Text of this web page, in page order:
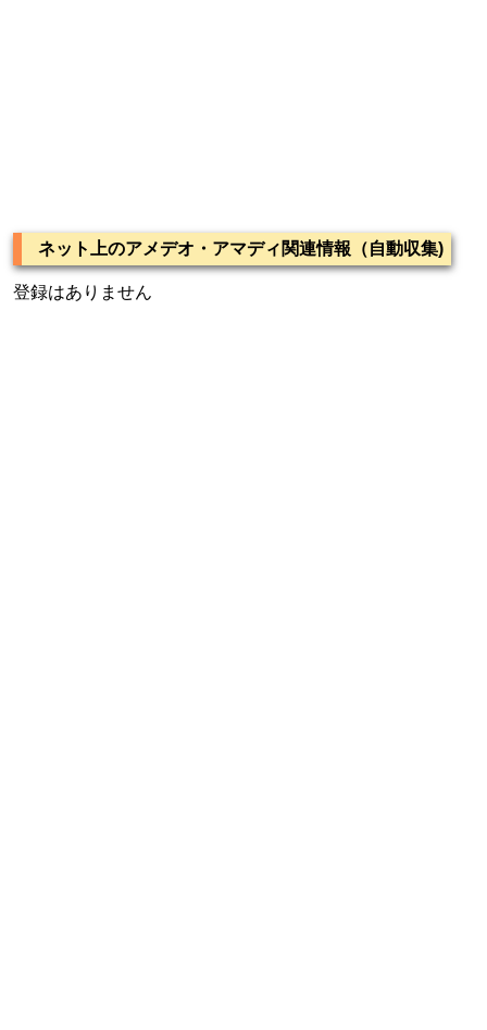
ネット上のアメデオ・アマディ関連情報（自動収集)
登録はありません